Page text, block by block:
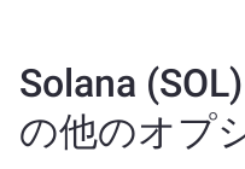
Solana
の他のオプ